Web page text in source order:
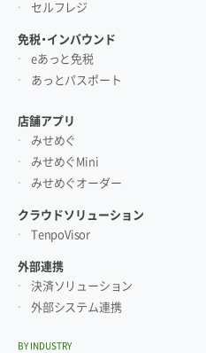
セルフレジ
免税・インバウンド
eあっと免税
あっとパスポート
店舗アプリ
みせめぐ
みせめぐMini
みせめぐオーダー
クラウドソリューション
TenpoVisor
外部連携
決済ソリューション
外部システム連携
BY INDUSTRY